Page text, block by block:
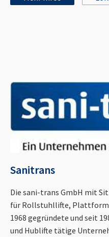
Sanitrans
Die sani-trans GmbH mit
für Rollstuhllifte,
1968 gegründete und seit
und Hublifte tätige